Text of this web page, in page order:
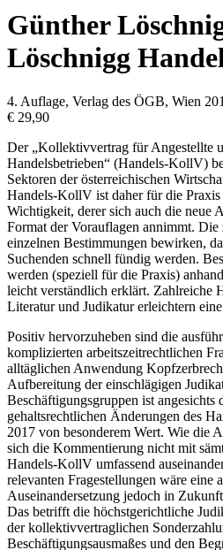
Günther
Löschnigg
4. Auflage, Verlag des ÖGB, Wien
€ 29,90
Der „Kollektivvertrag für Angestellte
Handelsbetrieben“ (Handels-KollV)
Sektoren der österreichischen
Handels-KollV ist daher für die
Wichtigkeit, derer sich auch die neue
Format der Vorauflagen annimmt. Die
einzelnen Bestimmungen bewirken,
Suchenden schnell fündig werden.
werden (speziell für die Praxis)
leicht verständlich erklärt. Zahlreiche
Literatur und Judikatur erleichtern
Positiv hervorzuheben sind die
komplizierten arbeitszeitrechtlichen
alltäglichen Anwendung
Aufbereitung der einschlägigen
Beschäftigungsgruppen ist angesichts
gehaltsrechtlichen Änderungen des
2017 von besonderem Wert. Wie die
sich die Kommentierung nicht mit
Handels-KollV umfassend
relevanten Fragestellungen wäre eine
Auseinandersetzung jedoch in
Das betrifft die höchstgerichtliche
der kollektivvertraglichen
Beschäftigungsausmaßes und den